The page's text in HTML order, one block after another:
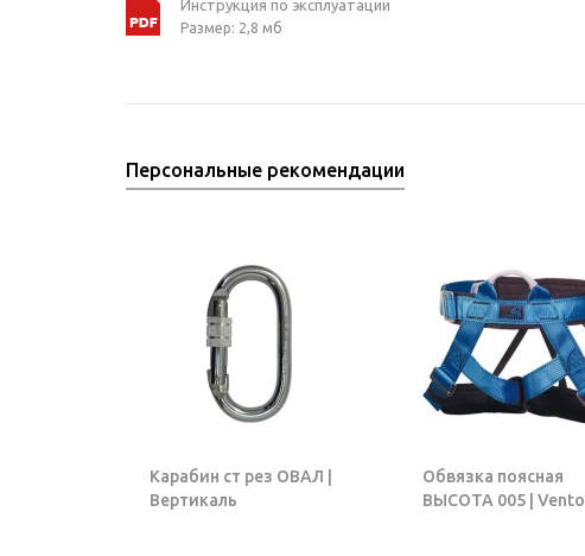
Инструкция по эксплуатации
Размер: 2,8 мб
Персональные рекомендации
Карабин ст рез ОВАЛ |
Вертикаль
Обвязка поясная
ВЫСОТА 005 | Vento